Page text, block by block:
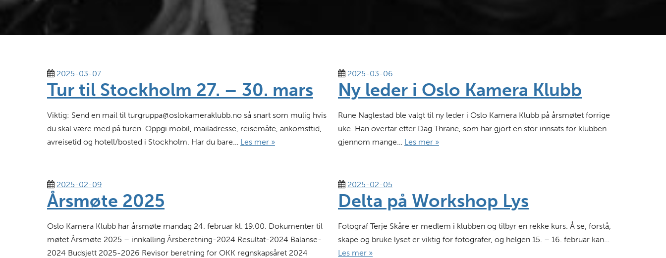
2025-03-07
Tur til Stockholm 27. – 30. mars
Viktig: Send en mail til turgruppa@oslokameraklubb.no så snart som mulig hvis
du skal være med på turen. Oppgi mobil, mailadresse, reisemåte, ankomsttid,
avreisetid og hotell/bosted i Stockholm. Har du bare… Les mer »
2025-03-06
Ny leder i Oslo Kamera Klubb
Rune Naglestad ble valgt til ny leder i Oslo Kamera Klubb på årsmøtet forrige
uke. Han overtar etter Dag Thrane, som har gjort en stor innsats for klubben
gjennom mange… Les mer »
2025-02-09
Årsmøte 2025
Oslo Kamera Klubb har årsmøte mandag 24. februar kl. 19.00. Dokumenter til
møtet Årsmøte 2025 – innkalling Årsberetning-2024 Resultat-2024 Balanse-
2024 Budsjett 2025-2026 Revisor beretning for OKK regnskapsåret 2024
2025-02-05
Delta på Workshop Lys
Fotograf Terje Skåre er medlem i klubben og tilbyr en rekke kurs. Å se, forstå,
skape og bruke lyset er viktig for fotografer, og helgen 15. – 16. februar kan…
Les mer »